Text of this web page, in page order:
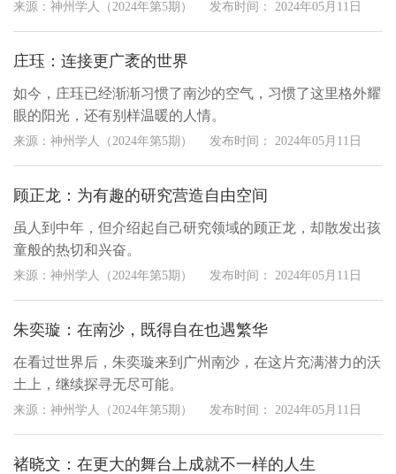
来源：神州学人（2024年第5期） 发布时间： 2024年05月11日
庄珏：连接更广袤的世界
如今，庄珏已经渐渐习惯了南沙的空气，习惯了这里格外耀
眼的阳光，还有别样温暖的人情。
来源：神州学人（2024年第5期） 发布时间： 2024年05月11日
顾正龙：为有趣的研究营造自由空间
虽人到中年，但介绍起自己研究领域的顾正龙，却散发出孩
童般的热切和兴奋。
来源：神州学人（2024年第5期） 发布时间： 2024年05月11日
朱奕璇：在南沙，既得自在也遇繁华
在看过世界后，朱奕璇来到广州南沙，在这片充满潜力的沃
土上，继续探寻无尽可能。
来源：神州学人（2024年第5期） 发布时间： 2024年05月11日
褚晓文：在更大的舞台上成就不一样的人生